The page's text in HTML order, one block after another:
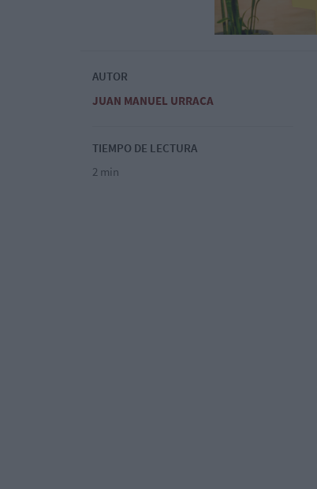
AUTOR
JUAN MANUEL URRACA
TIEMPO DE LECTURA
2 min